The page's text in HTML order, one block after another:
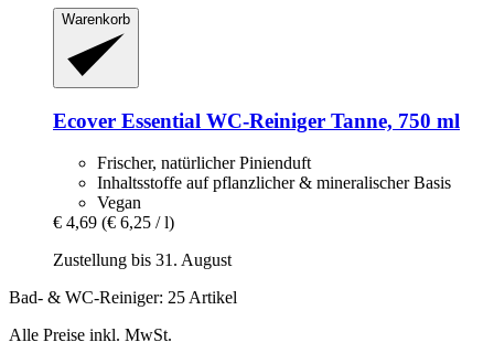
Warenkorb
Ecover Essential WC-​Reiniger Tanne, 750 ml
Frischer, natürlicher Pinienduft
Inhaltsstoffe auf pflanzlicher & mineralischer Basis
Vegan
€ 4,69 (€ 6,25 / l)
Zustellung bis 31. August
Bad- & WC-Reiniger: 25 Artikel
Alle Preise inkl. MwSt.